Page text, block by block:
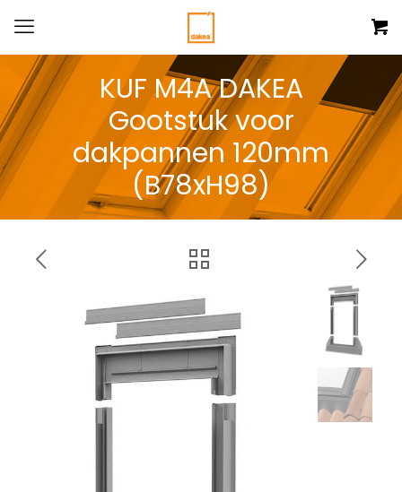
KUF M4A DAKEA
Gootstuk voor
dakpannen 120mm
(B78xH98)